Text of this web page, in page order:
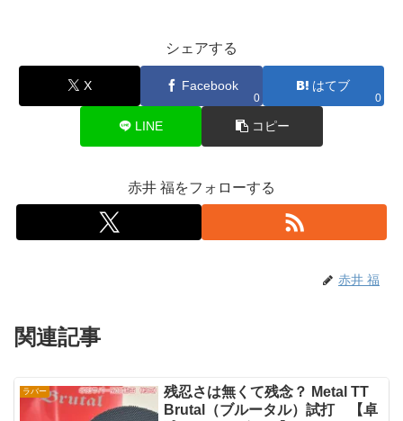
シェアする
X Facebook
0
はてブ
0
LINE コピー
赤井 福をフォローする
赤井 福
関連記事
ラバー
残忍さは無くて残念？ Metal TT
Brutal（ブルータル）試打 【卓